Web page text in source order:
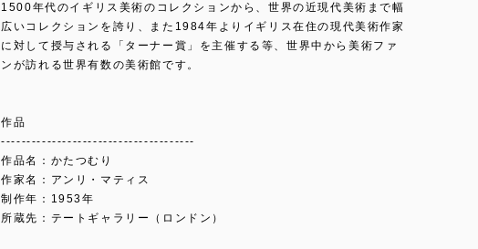
1500年代のイギリス美術のコレクションから、世界の近現代美術まで幅
広いコレクションを誇り、また1984年よりイギリス在住の現代美術作家
に対して授与される「ターナー賞」を主催する等、世界中から美術ファ
ンが訪れる世界有数の美術館です。
作品
--------------------------------------
作品名：かたつむり
作家名：アンリ・マティス
制作年：1953年
所蔵先：テートギャラリー（ロンドン）